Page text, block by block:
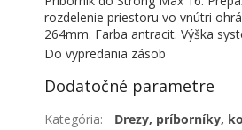
rozdelenie priestoru vo vnútri
264mm. Farba antracit. Výška
Do vypredania zásob
Dodatočné parametre
Kategória:
Drezy, príborníky,